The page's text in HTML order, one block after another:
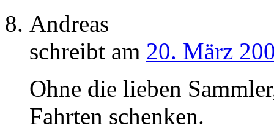
Andreas
schreibt am 20. März
Ohne die lieben
Fahrten schenken.